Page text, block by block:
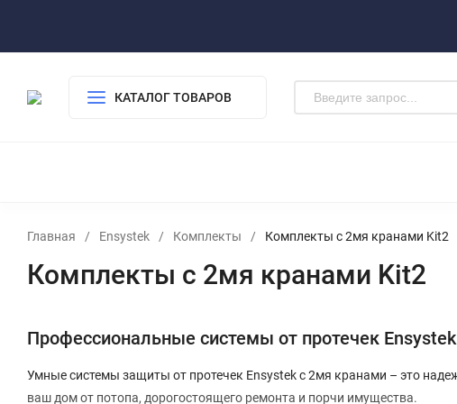
КАТАЛОГ ТОВАРОВ
Главная / Ensystek / Комплекты / Комплекты с 2мя кранами Kit2
Комплекты с 2мя кранами Kit2
Профессиональные системы от протечек
Умные системы защиты от протечек Ensystek с 2мя кранами – это
ваш дом от потопа, дорогостоящего ремонта и порчи имущества.